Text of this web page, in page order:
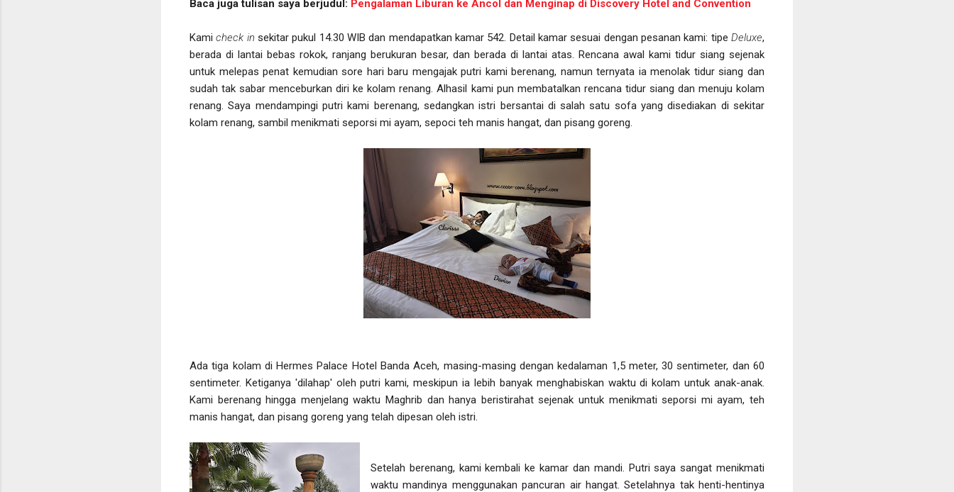
Baca juga tulisan saya berjudul: Pengalaman Liburan ke Ancol dan Menginap di Discovery Hotel and Convention
Kamicheck in sekitar pukul 14.30 WIB dan mendapatkan kamar 542. Detail kamar sesuai dengan pesanan kami: tipeDeluxe,
berada di lantai bebas rokok, ranjang berukuran besar, dan berada di lantai atas. Rencana awal kami tidur siang sejenak
untuk melepas penat kemudian sore hari baru mengajak putri kami berenang, namun ternyata ia menolak tidur siang dan
sudah tak sabar menceburkan diri ke kolam renang. Alhasil kami pun membatalkan rencana tidur siang dan menuju kolam
renang. Saya mendampingi putri kami berenang, sedangkan istri bersantai di salah satu sofa yang disediakan di sekitar
kolam renang, sambil menikmati seporsi mi ayam, sepoci teh manis hangat, dan pisang goreng.
Ada tiga kolam di Hermes Palace Hotel Banda Aceh, masing-masing dengan kedalaman 1,5 meter, 30 sentimeter, dan 60
sentimeter. Ketiganya 'dilahap' oleh putri kami, meskipun ia lebih banyak menghabiskan waktu di kolam untuk anak-anak.
Kami berenang hingga menjelang waktu Maghrib dan hanya beristirahat sejenak untuk menikmati seporsi mi ayam, teh
manis hangat, dan pisang goreng yang telah dipesan oleh istri.
Setelah berenang, kami kembali ke kamar dan mandi. Putri saya sangat menikmati
waktu mandinya menggunakan pancuran air hangat. Setelahnya tak henti-hentinya